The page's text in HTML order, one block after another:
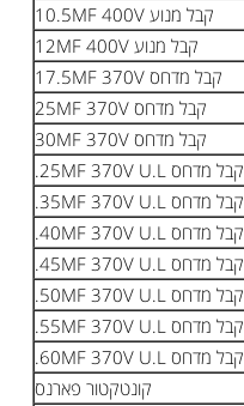
קבל מנוע 10.5MF 400V
קבל מנוע 12MF 400V
קבל מדחס 17.5MF 370V
קבל מדחס 25MF 370V
קבל מדחס 30MF 370V
קבל מדחס 25MF 370V U.L.
קבל מדחס 35MF 370V U.L.
קבל מדחס 40MF 370V U.L.
קבל מדחס 45MF 370V U.L.
קבל מדחס 50MF 370V U.L.
קבל מדחס 55MF 370V U.L.
קבל מדחס 60MF 370V U.L.
קונטקטור פארנס